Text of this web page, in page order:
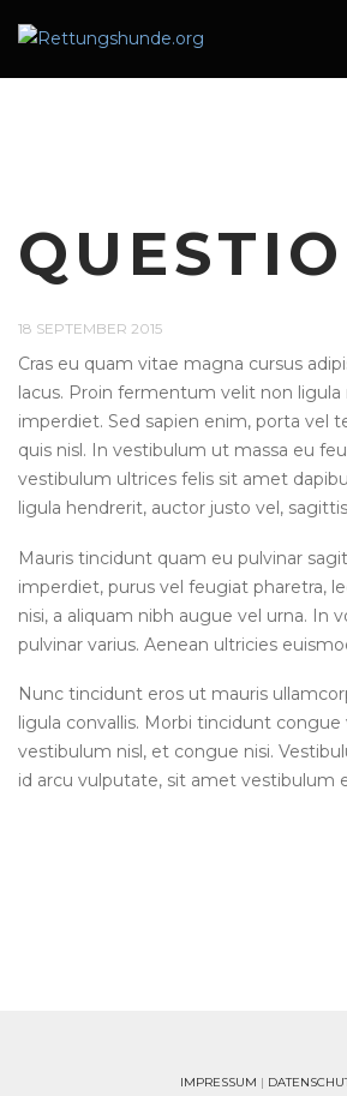
18 SEPTEMBER 2015
Cras eu quam vitae magna cursus
lacus. Proin fermentum velit non ligula
imperdiet. Sed sapien enim, porta vel
quis nisl. In vestibulum ut massa eu
vestibulum ultrices felis sit amet
ligula hendrerit, auctor justo vel,
Mauris tincidunt quam eu pulvinar
imperdiet, purus vel feugiat pharetra,
nisi, a aliquam nibh augue vel urna. In
pulvinar varius. Aenean ultricies
Nunc tincidunt eros ut mauris
ligula convallis. Morbi tincidunt
vestibulum nisl, et congue nisi.
id arcu vulputate, sit amet vestibulum
IMPRESSUM |